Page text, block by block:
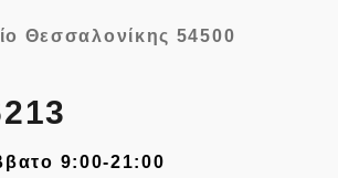
Θεσσαλονίκης 54500
9:00-21:00